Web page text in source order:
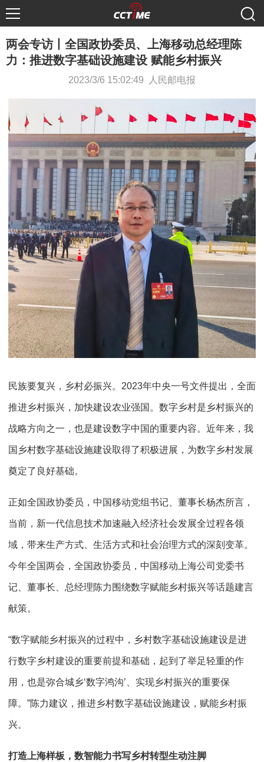
两会专访丨全国政协委员、上海移动总经理陈
力：推进数字基础设施建设 赋能乡村振兴
2023/3/6 15:02:49 人民邮电报
民族要复兴，乡村必振兴。2023年中央一号文件提出，全面
推进乡村振兴，加快建设农业强国。数字乡村是乡村振兴的
战略方向之一，也是建设数字中国的重要内容。近年来，我
国乡村数字基础设施建设取得了积极进展，为数字乡村发展
奠定了良好基础。
正如全国政协委员，中国移动党组书记、董事长杨杰所言，
当前，新一代信息技术加速融入经济社会发展全过程各领
域，带来生产方式、生活方式和社会治理方式的深刻变革。
今年全国两会，全国政协委员，中国移动上海公司党委书
记、董事长、总经理陈力围绕数字赋能乡村振兴等话题建言
献策。
“数字赋能乡村振兴的过程中，乡村数字基础设施建设是进
行数字乡村建设的重要前提和基础，起到了举足轻重的作
用，也是弥合城乡‘数字鸿沟’、实现乡村振兴的重要保
障。”陈力建议，推进乡村数字基础设施建设，赋能乡村振
兴。
打造上海样板，数智能力书写乡村转型生动注脚